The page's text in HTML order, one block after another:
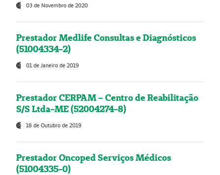
03 de Novembro de 2020
Prestador Medlife Consultas e Diagnósticos
(51004334-2)
01 de Janeiro de 2019
Prestador CERPAM – Centro de Reabilitação
S/S Ltda-ME (52004274-8)
18 de Outubro de 2019
Prestador Oncoped Serviços Médicos
(51004335-0)